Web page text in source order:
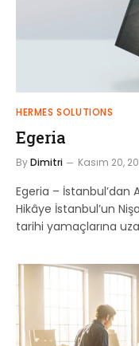
HERMES SOLUTIONS
Egeria
ByDimitri Kasım 20,
Egeria – İstanbul’dan
Hikâye İstanbul’un
tarihi yamaçlarına